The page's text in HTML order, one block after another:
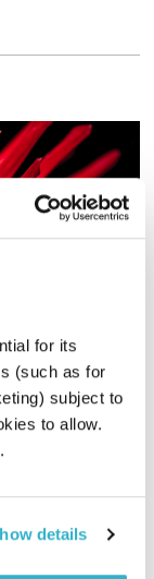
for its
(such as for
subject to
to allow.
.
details
ספיישל שירי אירוויזיון
פה זה טוב
לירון
אודיו